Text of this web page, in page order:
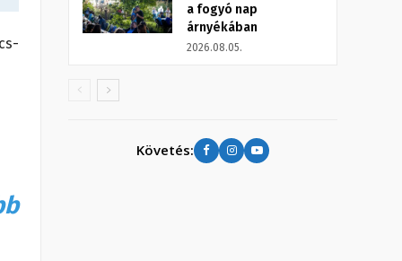
a fogyó nap
árnyékában
2026.08.05.
Követés: